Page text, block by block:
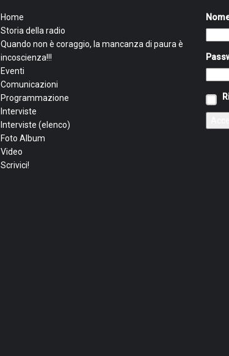
Home
Storia della radio
Quando non è coraggio, la mancanza di paura è
incoscienza!!!
Eventi
Comunicazioni
Programmazione
Interviste
Interviste (elenco)
Foto Album
Video
Scrivici!